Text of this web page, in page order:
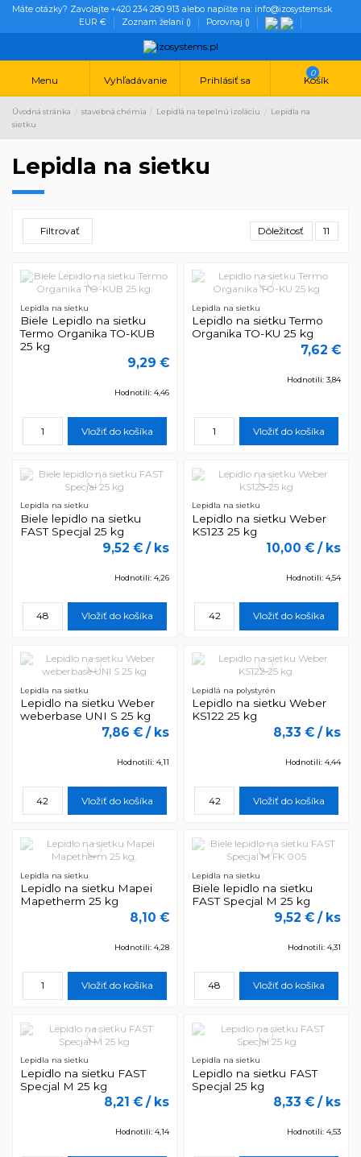
Máte otázky? Zavolajte +420 234 280 913 alebo napíšte na: info@izosystems.sk
EUR €
Zoznam želaní () Porovnaj ()
Menu Vyhľadávanie Prihlásiť sa
0
Košík
Úvodná stránka stavebná chémia Lepidlá na tepelnú izoláciu
Lepidla na
sietku
Lepidla na sietku
Filtrovať Dôležitosť 11
Lepidla na sietku
Biele Lepidlo na sietku
Termo Organika TO-KUB
25 kg
9,29 €
Hodnotili: 4,46
Vložiť do košíka
Lepidla na sietku
Lepidlo na sietku Termo
Organika TO-KU 25 kg
7,62 €
Hodnotili: 3,84
Vložiť do košíka
Lepidla na sietku
Biele lepidlo na sietku
FAST Specjal 25 kg
9,52 € / ks
Hodnotili: 4,26
Vložiť do košíka
Lepidla na sietku
Lepidlo na sietku Weber
KS123 25 kg
10,00 € / ks
Hodnotili: 4,54
Vložiť do košíka
Lepidla na sietku
Lepidlo na sietku Weber
weberbase UNI S 25 kg
7,86 € / ks
Hodnotili: 4,11
Vložiť do košíka
Lepidlá na polystyrén
Lepidlo na sietku Weber
KS122 25 kg
8,33 € / ks
Hodnotili: 4,44
Vložiť do košíka
Lepidla na sietku
Lepidlo na sietku Mapei
Mapetherm 25 kg
8,10 €
Hodnotili: 4,28
Vložiť do košíka
Lepidla na sietku
Biele lepidlo na sietku
FAST Specjal M 25 kg
9,52 € / ks
Hodnotili: 4,31
Vložiť do košíka
Lepidla na sietku
Lepidlo na sietku FAST
Specjal M 25 kg
8,21 € / ks
Hodnotili: 4,14
Lepidla na sietku
Lepidlo na sietku FAST
Specjal 25 kg
8,33 € / ks
Hodnotili: 4,53